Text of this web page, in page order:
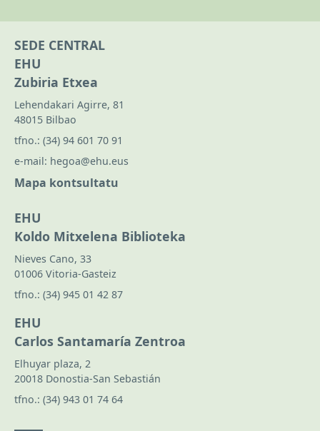
SEDE CENTRAL
EHU
Zubiria Etxea
Lehendakari Agirre, 81
48015 Bilbao
tfno.: (34) 94 601 70 91
e-mail: hegoa@ehu.eus
Mapa kontsultatu
EHU
Koldo Mitxelena Biblioteka
Nieves Cano, 33
01006 Vitoria-Gasteiz
tfno.: (34) 945 01 42 87
EHU
Carlos Santamaría Zentroa
Elhuyar plaza, 2
20018 Donostia-San Sebastián
tfno.: (34) 943 01 74 64